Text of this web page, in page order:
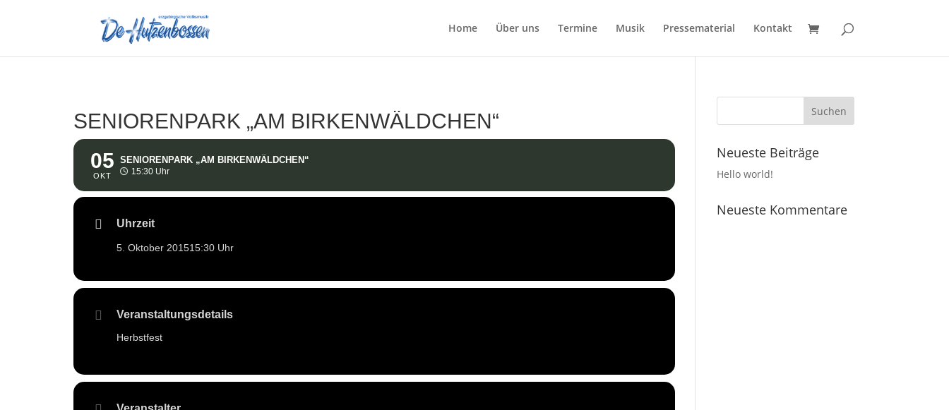
Home Über uns Termine Musik Pressematerial Kontakt
SENIORENPARK „AM BIRKENWÄLDCHEN“
05
OKT
SENIORENPARK „AM BIRKENWÄLDCHEN“
15:30 Uhr
Uhrzeit
5. Oktober 201515:30 Uhr
Veranstaltungsdetails
Herbstfest
Neueste Beiträge
Hello world!
Neueste Kommentare